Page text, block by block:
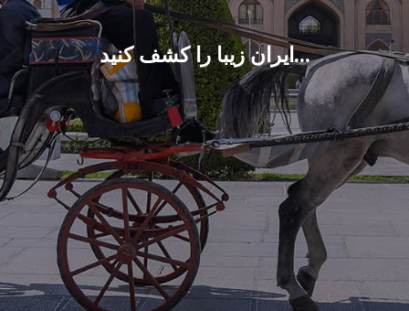
ایران زیبا را کشف کنید...